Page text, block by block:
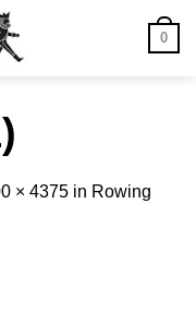
0
× 4375 in Rowing